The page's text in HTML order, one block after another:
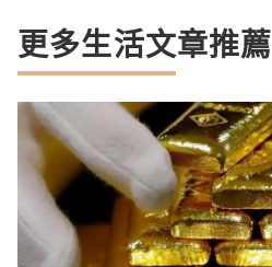
更多生活文章推薦